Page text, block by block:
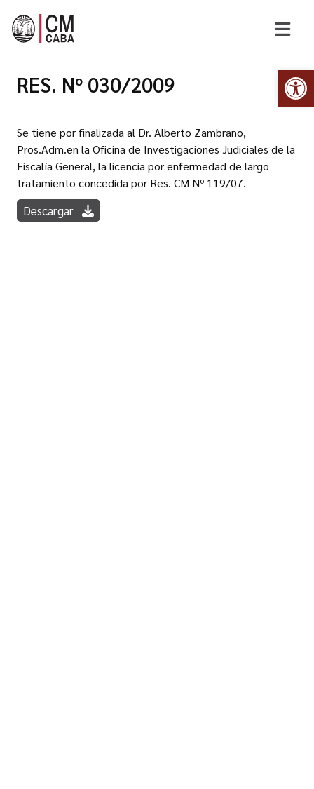
RES. Nº 030/2009
Se tiene por finalizada al Dr. Alberto Zambrano,
Pros.Adm.en la Oficina de Investigaciones Judiciales de la
Fiscalía General, la licencia por enfermedad de largo
tratamiento concedida por Res. CM Nº 119/07.
Descargar